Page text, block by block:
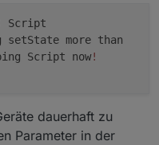
Script
more than
Script now!
dauerhaft zu
Parameter in der